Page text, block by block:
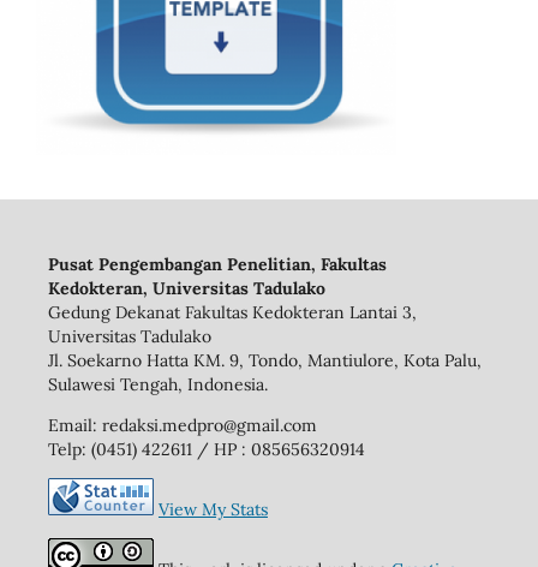
Pusat Pengembangan Penelitian, Fakultas
Kedokteran, Universitas Tadulako
Gedung Dekanat Fakultas Kedokteran Lantai 3,
Universitas Tadulako
Jl. Soekarno Hatta KM. 9, Tondo, Mantiulore, Kota Palu,
Sulawesi Tengah, Indonesia.
Email: redaksi.medpro@gmail.com
Telp: (0451) 422611 / HP : 085656320914
View My Stats